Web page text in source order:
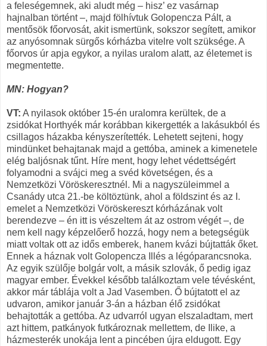
a feleségemnek, aki aludt még – hisz’ ez vasárnap
hajnalban történt –, majd fölhívtuk Golopencza Pált, a
mentősök főorvosát, akit ismertünk, sokszor segített, amikor
az anyósomnak sürgős kórházba vitelre volt szüksége. A
főorvos úr apja egykor, a nyilas uralom alatt, az életemet is
megmentette.
MN: Hogyan?
VT: A nyilasok október 15-én uralomra kerültek, de a
zsidókat Horthyék már korábban kikergették a lakásukból és
csillagos házakba kényszerítették. Lehetett sejteni, hogy
min­dünket behajtanak majd a gettóba, aminek a kimenetele
elég baljósnak tűnt. Híre ment, hogy lehet védettségért
folyamodni a svájci meg a svéd követségen, és a
Nemzetközi Vöröskeresztnél. Mi a nagyszüleimmel a
Csanády utca 21.-be költöztünk, ahol a földszint és az I.
emelet a Nemzetközi Vöröskereszt kórházának volt
berendezve – én itt is vészeltem át az ostrom végét –, de
nem kell nagy képzelőerő hozzá, hogy nem a betegségük
miatt voltak ott az idős emberek, hanem kvázi bújtatták őket.
Ennek a háznak volt Golopencza Illés a légóparancsnoka.
Az egyik szülője bolgár volt, a másik szlovák, ő pedig igaz
magyar ember. Évekkel később találkoztam vele tévésként,
akkor már táblája volt a Jad Vasemben. Ő bújtatott el az
udvaron, amikor január 3-án a házban élő zsidókat
behajtották a gettóba. Az udvarról ugyan elszaladtam, mert
azt hittem, patkányok futkároznak mellettem, de Ilike, a
házmesterék unokája lent a pincében újra eldugott. Egy